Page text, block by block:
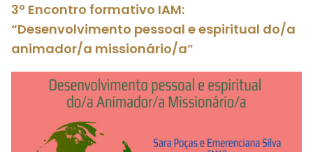
3º Encontro formativo IAM:
“Desenvolvimento pessoal e espiritual do/a
animador/a missionário/a”